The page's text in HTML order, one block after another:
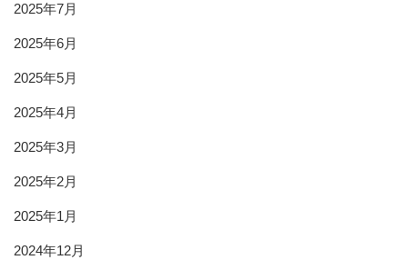
2025年7月
2025年6月
2025年5月
2025年4月
2025年3月
2025年2月
2025年1月
2024年12月